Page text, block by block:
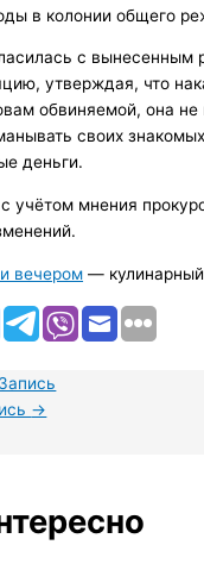
в колонии общего
с вынесенным
утверждая, что
обвиняемой, она не
своих
деньги.
учётом мнения
вечером —
→